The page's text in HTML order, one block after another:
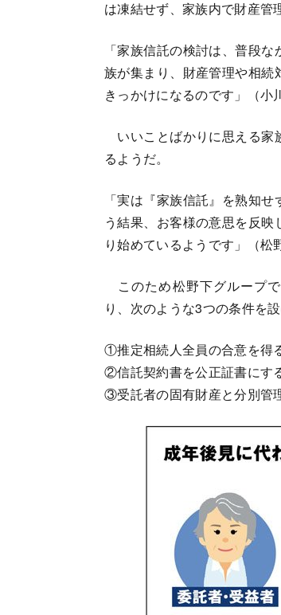
は凍結せず、家族内で財産管
「家族信託の検討は、普段
族が集まり、財産管理や相続
きっかけになるのです」（小
いいことばかりに思える家
るようだ。
「実は『家族信託』を熟知
う結果、お客様の意思を反
り始めているようです」（松
このため松野下グループ
り、次のような3つの条件を設
①推定相続人全員の合意を得
②信託契約書を公正証書にす
③受託者の固有財産と分別管